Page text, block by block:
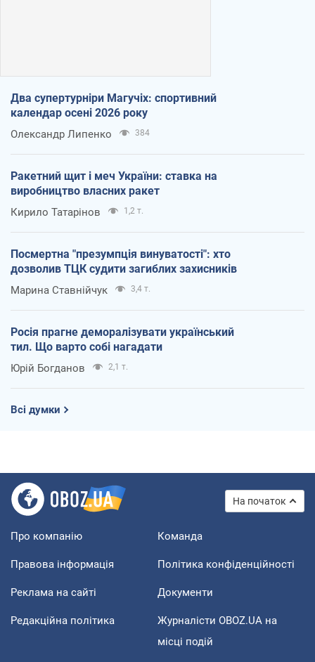
Два супертурніри Магучіх: спортивний
календар осені 2026 року
Олександр Липенко 384
Ракетний щит і меч України: ставка на
виробництво власних ракет
Кирило Татарінов 1,2 т.
Посмертна "презумпція винуватості": хто
дозволив ТЦК судити загиблих захисників
Марина Ставнійчук 3,4 т.
Росія прагне деморалізувати український
тил. Що варто собі нагадати
Юрій Богданов 2,1 т.
Всі думки
На початок
Про компанію Команда
Правова інформація Політика конфіденційності
Реклама на сайті Документи
Редакційна політика
Журналісти OBOZ.UA на
місці подій